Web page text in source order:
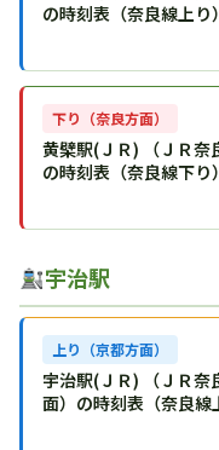
の時刻表（奈良線上り）
下り（奈良方面）
黄檗駅(ＪＲ) （ＪＲ
の時刻表（奈良線下り）
宇治駅
上り（京都方面）
宇治駅(ＪＲ) （ＪＲ
面）の時刻表（奈良線